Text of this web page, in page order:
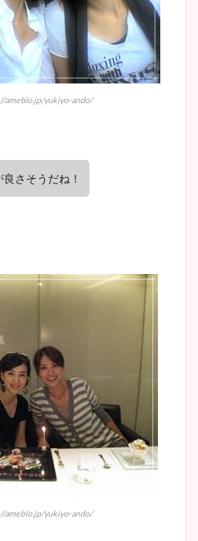
ameblo.jp/yukiyo-ando/
さそうだね！
ameblo.jp/yukiyo-ando/